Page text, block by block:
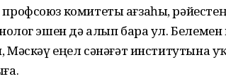
комитеты ағзаһы,
эшен дә алып бара ул.
Мәскәү еңел сәнәғәт